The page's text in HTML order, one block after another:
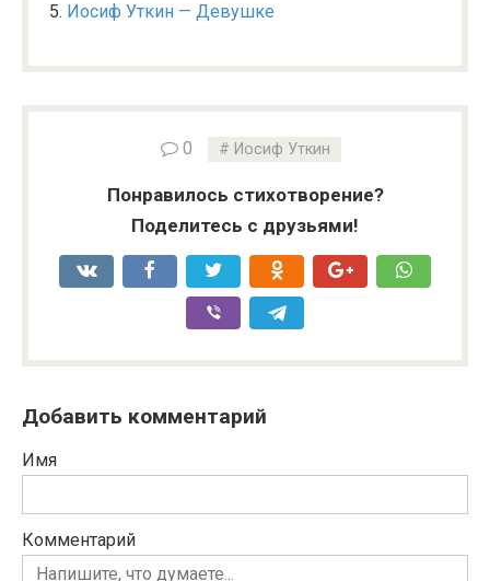
Иосиф Уткин — Девушке
0 Иосиф Уткин
Понравилось стихотворение?
Поделитесь с друзьями!
Добавить комментарий
Имя
Комментарий